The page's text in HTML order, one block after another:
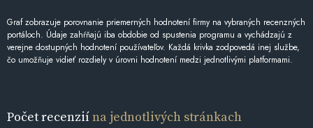
Graf zobrazuje porovnanie priemerných hodnotení firmy na vybraných recenzných
portáloch. Údaje zahŕňajú iba obdobie od spustenia programu a vychádzajú z
verejne dostupných hodnotení používateľov. Každá krivka zodpovedá inej službe,
čo umožňuje vidieť rozdiely v úrovni hodnotení medzi jednotlivými platformami.
Počet recenziína jednotlivých stránkach